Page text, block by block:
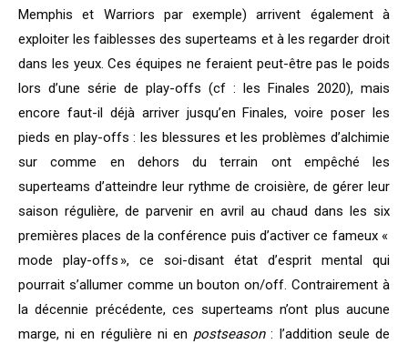
Memphis et Warriors par exemple) arrivent également à
exploiter les faiblesses des superteams et à les regarder droit
dans les yeux. Ces équipes ne feraient peut-être pas le poids
lors d’une série de play-offs (cf : les Finales 2020), mais
encore faut-il déjà arriver jusqu’en Finales, voire poser les
pieds en play-offs : les blessures et les problèmes d’alchimie
sur comme en dehors du terrain ont empêché les
superteams d’atteindre leur rythme de croisière, de gérer leur
saison régulière, de parvenir en avril au chaud dans les six
premières places de la conférence puis d’activer ce fameux «
mode play-offs », ce soi-disant état d’esprit mental qui
pourrait s’allumer comme un bouton on/off. Contrairement à
la décennie précédente, ces superteams n’ont plus aucune
marge, ni en régulière ni en postseason: l’addition seule de